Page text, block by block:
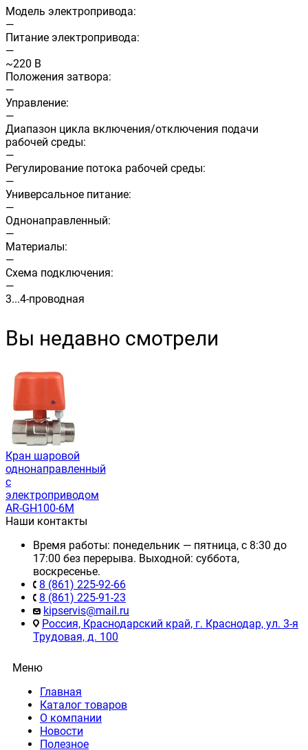
Модель электропривода:
—
Питание электропривода:
—
~220 В
Положения затвора:
—
Управление:
—
Диапазон цикла включения/отключения подачи
рабочей среды:
—
Регулирование потока рабочей среды:
—
Универсальное питание:
—
Однонаправленный:
—
Материалы:
—
Схема подключения:
—
3...4-проводная
Вы недавно смотрели
Кран шаровой
однонаправленный
с
электроприводом
AR-GH100-6M
Наши контакты
Время работы: понедельник — пятница, с 8:30 до
17:00 без перерыва. Выходной: суббота,
воскресенье.
8 (861) 225-92-66
8 (861) 225-91-23
kipservis@mail.ru
Россия, Краснодарский край, г. Краснодар, ул. 3-я
Трудовая, д. 100
Меню
Главная
Каталог товаров
О компании
Новости
Полезное